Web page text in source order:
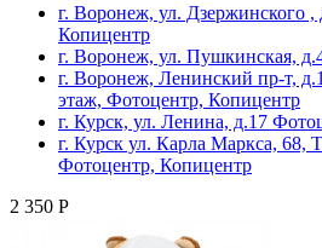
г. Воронеж, ул. Дзержинского ,
Копицентр
г. Воронеж, ул. Пушкинская,
г. Воронеж, Ленинский пр-т,
этаж, Фотоцентр, Копицентр
г. Курск, ул. Ленина, д.17
г. Курск ул. Карла Маркса, 68,
Фотоцентр, Копицентр
2 350 Р